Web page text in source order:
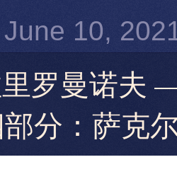
10,
罗曼诺夫
分：萨克